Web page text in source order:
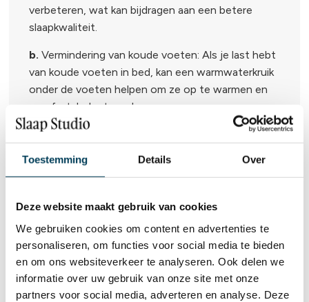
Toestemming Details Over
Deze website maakt gebruik van cookies
We gebruiken cookies om content en advertenties te
personaliseren, om functies voor social media te bieden
en om ons websiteverkeer te analyseren. Ook delen we
informatie over uw gebruik van onze site met onze
partners voor social media, adverteren en analyse. Deze
verbeteren, wat kan bijdragen aan een betere
slaapkwaliteit.
b. Vermindering van koude voeten: Als je last hebt
van koude voeten in bed, kan een warmwaterkruik
onder de voeten helpen om ze op te warmen en
comfortabeler te maken.
Het is echter belangrijk om de warmwaterkruik op
juiste temperatuur om verbranding of
de warmwaterkruik niet lekt en dat deze veilig